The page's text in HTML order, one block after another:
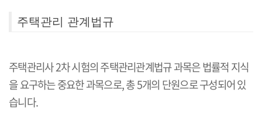
주택관리 관계법규
주택관리사 2차 시험의 주택관리관계법규 과목은 법률적 지식
을 요구하는 중요한 과목으로, 총 5개의 단원으로 구성되어 있
습니다.